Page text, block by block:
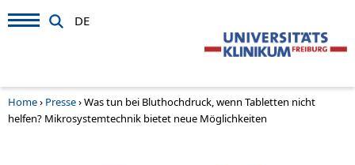
DE
Home› Presse›Was tun bei Bluthochdruck, wenn Tabletten nicht
helfen? Mikrosystemtechnik bietet neue Möglichkeiten